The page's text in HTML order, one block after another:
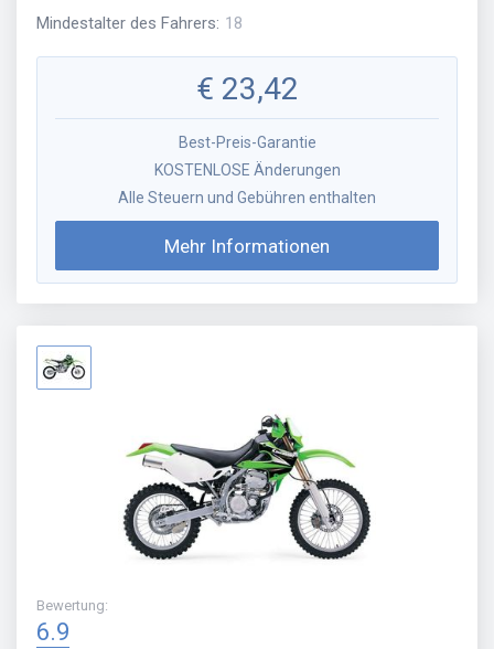
Mindestalter des Fahrers: 18
€ 23,42
Best-Preis-Garantie
KOSTENLOSE Änderungen
Alle Steuern und Gebühren enthalten
Mehr Informationen
Bewertung:
6.9